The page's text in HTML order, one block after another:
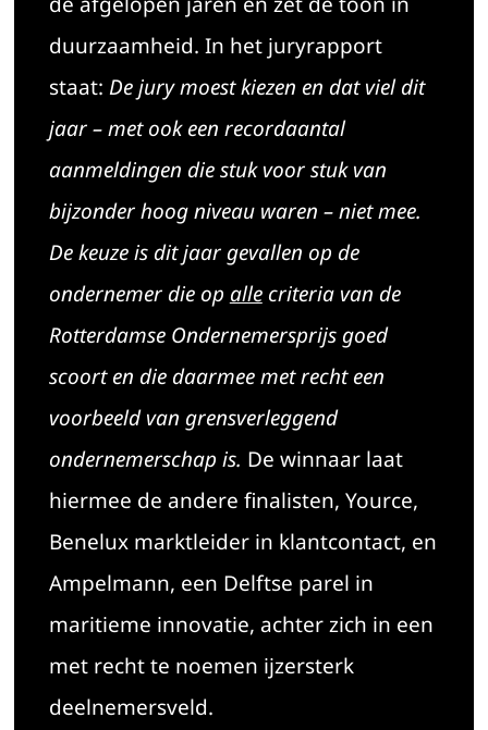
duurzaamheid. In het juryrapport
staat: De jury moest kiezen en dat viel dit
jaar – met ook een recordaantal
aanmeldingen die stuk voor stuk van
bijzonder hoog niveau waren – niet mee.
De keuze is dit jaar gevallen op de
ondernemer die op allecriteria van de
Rotterdamse Ondernemersprijs goed
scoort en die daarmee met recht een
voorbeeld van grensverleggend
ondernemerschap is. De winnaar laat
hiermee de andere finalisten, Yource,
Benelux marktleider in klantcontact, en
Ampelmann, een Delftse parel in
maritieme innovatie, achter zich in een
met recht te noemen ijzersterk
deelnemersveld.